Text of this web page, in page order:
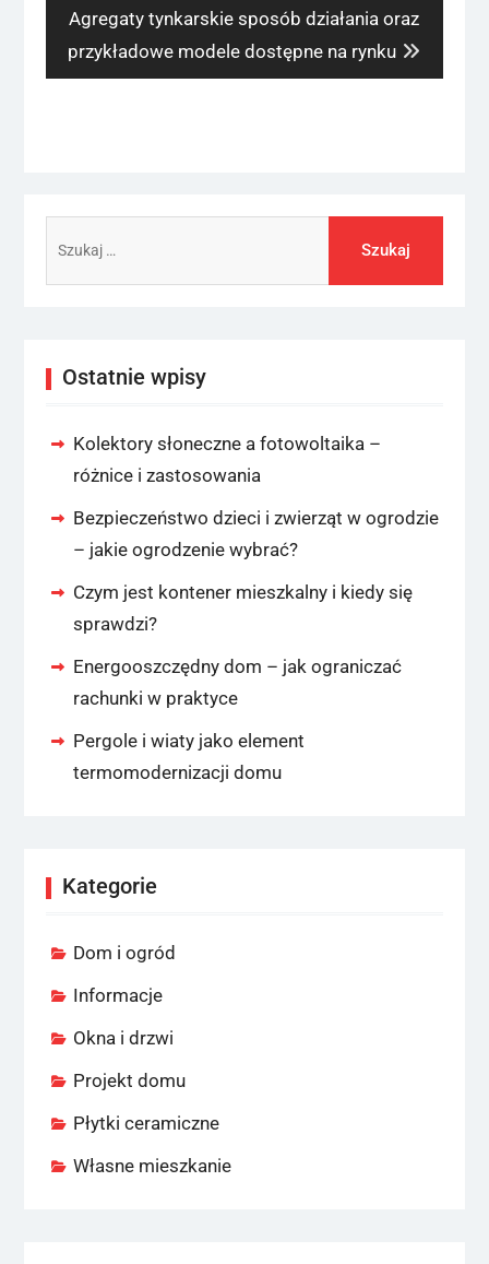
Next
post:
Agregaty tynkarskie sposób działania oraz
przykładowe modele dostępne na rynku
Ostatnie wpisy
Kolektory słoneczne a fotowoltaika –
różnice i zastosowania
Bezpieczeństwo dzieci i zwierząt w ogrodzie
– jakie ogrodzenie wybrać?
Czym jest kontener mieszkalny i kiedy się
sprawdzi?
Energooszczędny dom – jak ograniczać
rachunki w praktyce
Pergole i wiaty jako element
termomodernizacji domu
Kategorie
Dom i ogród
Informacje
Okna i drzwi
Projekt domu
Płytki ceramiczne
Własne mieszkanie